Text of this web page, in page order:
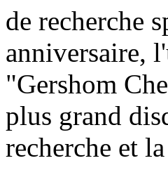
de recherche
anniversaire,
"Gershom
plus grand
recherche et